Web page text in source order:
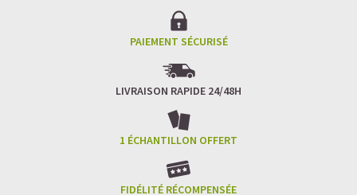
PAIEMENT SÉCURISÉ
LIVRAISON RAPIDE 24/48H
1 ÉCHANTILLON OFFERT
FIDÉLITÉ RÉCOMPENSÉE